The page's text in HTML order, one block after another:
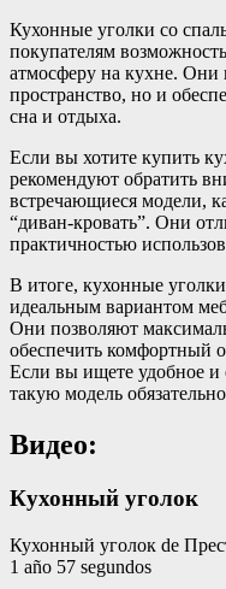
Кухонные уголки со
покупателям
атмосферу на кухне. Они
пространство, но и
сна и отдыха.
Если вы хотите купить
рекомендуют обратить
встречающиеся модели,
“диван-кровать”. Они
практичностью
В итоге, кухонные
идеальным вариантом
Они позволяют
обеспечить комфортный
Если вы ищете удобное и
такую модель
Видео:
Кухонный уголок
Кухонный уголок de
1 año 57 segundos